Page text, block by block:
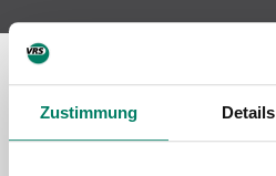
Zustimmung Details